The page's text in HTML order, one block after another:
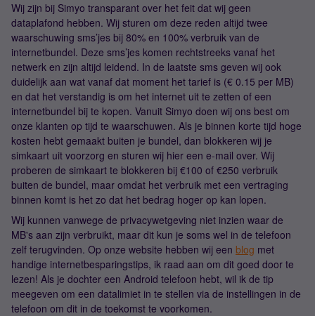
Wij zijn bij Simyo transparant over het feit dat wij geen
dataplafond hebben. Wij sturen om deze reden altijd twee
waarschuwing sms’jes bij 80% en 100% verbruik van de
internetbundel. Deze sms’jes komen rechtstreeks vanaf het
netwerk en zijn altijd leidend. In de laatste sms geven wij ook
duidelijk aan wat vanaf dat moment het tarief is (€ 0.15 per MB)
en dat het verstandig is om het internet uit te zetten of een
internetbundel bij te kopen. Vanuit Simyo doen wij ons best om
onze klanten op tijd te waarschuwen. Als je binnen korte tijd hoge
kosten hebt gemaakt buiten je bundel, dan blokkeren wij je
simkaart uit voorzorg en sturen wij hier een e-mail over. Wij
proberen de simkaart te blokkeren bij €100 of €250 verbruik
buiten de bundel, maar omdat het verbruik met een vertraging
binnen komt is het zo dat het bedrag hoger op kan lopen.
Wij kunnen vanwege de privacywetgeving niet inzien waar de
MB's aan zijn verbruikt, maar dit kun je soms wel in de telefoon
zelf terugvinden. Op onze website hebben wij een blog met
handige internetbesparingstips, ik raad aan om dit goed door te
lezen! Als je dochter een Android telefoon hebt, wil ik de tip
meegeven om een datalimiet in te stellen via de instellingen in de
telefoon om dit in de toekomst te voorkomen.